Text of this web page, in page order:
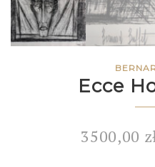
Ecce
3500,00